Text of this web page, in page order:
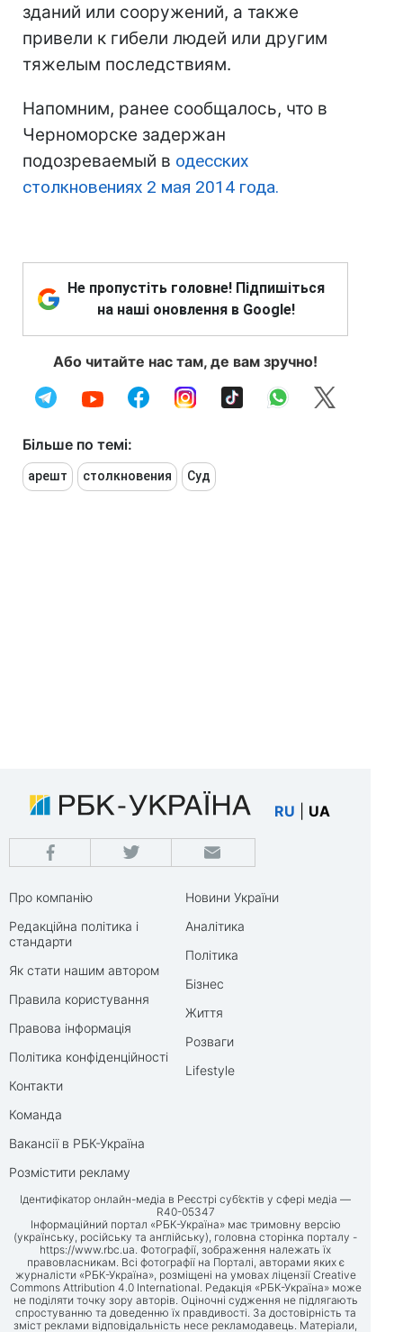
зданий или сооружений, а также
привели к гибели людей или другим
тяжелым последствиям.
Напомним, ранее сообщалось, что в
Черноморске задержан
подозреваемый в одесских
столкновениях 2 мая 2014 года.
Не пропустіть головне! Підпишіться
на наші оновлення в Google!
Або читайте нас там, де вам зручно!
Більше по темі:
арешт столкновения Суд
RU UA
Про компанію
Редакційна політика і
стандарти
Як стати нашим автором
Правила користування
Правова інформація
Політика конфіденційності
Контакти
Команда
Вакансії в РБК-Україна
Розмістити рекламу
Новини України
Аналітика
Політика
Бізнес
Життя
Розваги
Lifestyle
Ідентифікатор онлайн-медіа в Реєстрі суб’єктів у сфері медіа —
R40-05347
Інформаційний портал «РБК-Україна» має тримовну версію
(українську, російську та англійську), головна сторінка порталу -
https://www.rbc.ua. Фотографії, зображення належать їх
правовласникам. Всі фотографії на Порталі, авторами яких є
журналісти «РБК-Україна», розміщені на умовах ліцензії Creative
Commons Attribution 4.0 International. Редакція «РБК-Україна» може
не поділяти точку зору авторів. Оціночні судження не підлягають
спростуванню та доведенню їх правдивості. За достовірність та
зміст реклами відповідальність несе рекламодавець. Матеріали,